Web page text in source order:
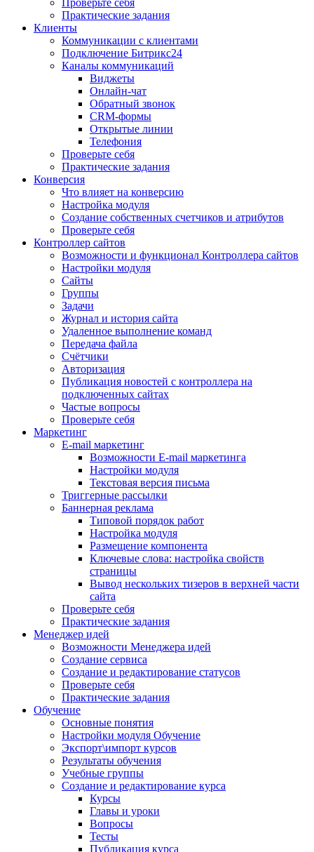
Проверьте себя
Практические задания
Клиенты
Коммуникации с клиентами
Подключение Битрикс24
Каналы коммуникаций
Виджеты
Онлайн-чат
Обратный звонок
CRM-формы
Открытые линии
Телефония
Проверьте себя
Практические задания
Конверсия
Что влияет на конверсию
Настройка модуля
Создание собственных счетчиков и атрибутов
Проверьте себя
Контроллер сайтов
Возможности и функционал Контроллера сайтов
Настройки модуля
Сайты
Группы
Задачи
Журнал и история сайта
Удаленное выполнение команд
Передача файла
Счётчики
Авторизация
Публикация новостей с контроллера на
подключенных сайтах
Частые вопросы
Проверьте себя
Маркетинг
E-mail маркетинг
Возможности E-mail маркетинга
Настройки модуля
Текстовая версия письма
Триггерные рассылки
Баннерная реклама
Типовой порядок работ
Настройка модуля
Размещение компонента
Ключевые слова: настройка свойств
страницы
Вывод нескольких тизеров в верхней части
сайта
Проверьте себя
Практические задания
Менеджер идей
Возможности Менеджера идей
Создание сервиса
Создание и редактирование статусов
Проверьте себя
Практические задания
Обучение
Основные понятия
Настройки модуля Обучение
Экспорт\импорт курсов
Результаты обучения
Учебные группы
Создание и редактирование курса
Курсы
Главы и уроки
Вопросы
Тесты
Публикация курса